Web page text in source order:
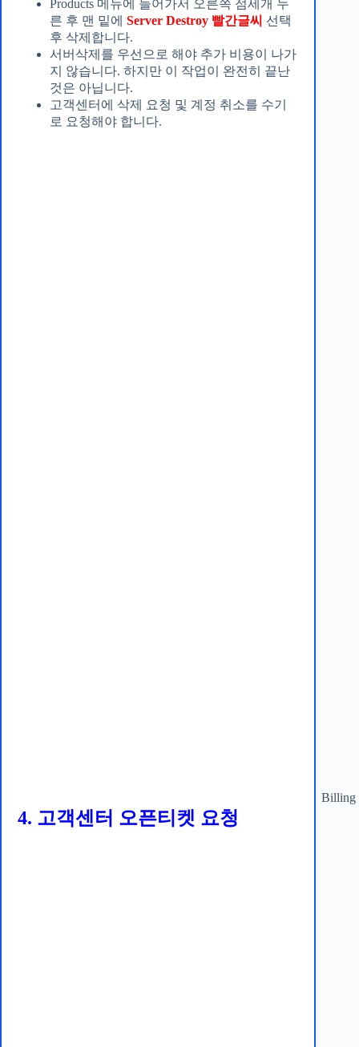
Products 메뉴에 들어가서 오른쪽 점세개 누
른 후 맨 밑에 Server Destroy 빨간글씨 선택
후 삭제합니다.
서버삭제를 우선으로 해야 추가 비용이 나가
지 않습니다. 하지만 이 작업이 완전히 끝난
것은 아닙니다.
고객센터에 삭제 요청 및 계정 취소를 수기
로 요청해야 합니다.
Billing
4. 고객센터 오픈티켓 요청